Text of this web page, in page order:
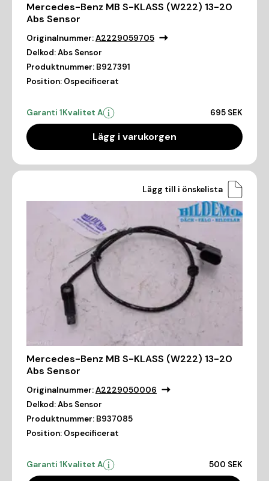
Mercedes-Benz MB S-KLASS (W222) 13-20
Abs Sensor
Originalnummer:A2229059705
Delkod:Abs Sensor
Produktnummer: B927391
Position: Ospecificerat
Garanti 1Kvalitet A 695 SEK
Lägg i varukorgen
Lägg till i önskelista
Mercedes-Benz MB S-KLASS (W222) 13-20
Abs Sensor
Originalnummer:A2229050006
Delkod:Abs Sensor
Produktnummer: B937085
Position: Ospecificerat
Garanti 1Kvalitet A 500 SEK